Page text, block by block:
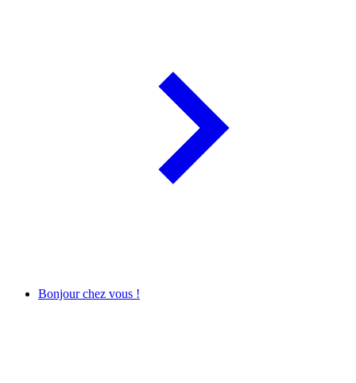
Bonjour chez vous !